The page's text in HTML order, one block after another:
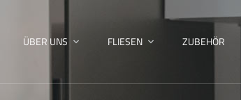
ÜBER UNS FLIESEN ZUBEHÖR